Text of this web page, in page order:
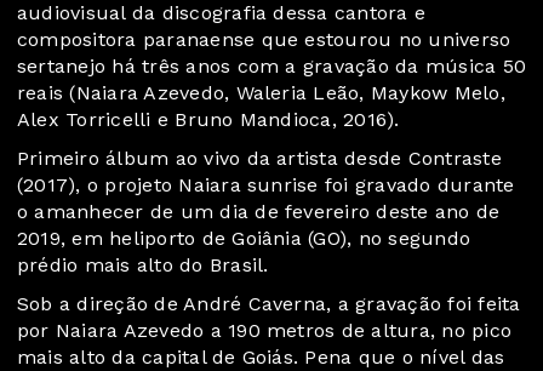
audiovisual da discografia dessa cantora e
compositora paranaense que estourou no universo
sertanejo há três anos com a gravação da música 50
reais (Naiara Azevedo, Waleria Leão, Maykow Melo,
Alex Torricelli e Bruno Mandioca, 2016).
Primeiro álbum ao vivo da artista desde Contraste
(2017), o projeto Naiara sunrise foi gravado durante
o amanhecer de um dia de fevereiro deste ano de
2019, em heliporto de Goiânia (GO), no segundo
prédio mais alto do Brasil.
Sob a direção de André Caverna, a gravação foi feita
por Naiara Azevedo a 190 metros de altura, no pico
mais alto da capital de Goiás. Pena que o nível das